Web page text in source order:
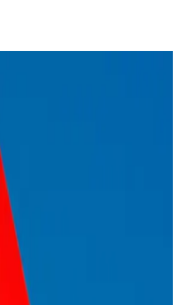
Bilimsel Temelleri
minerallerle vücut
kullanım ve güvenilir
Yaşam İçin
Gerekenler
için temel öneme
yol açabilir, doğru